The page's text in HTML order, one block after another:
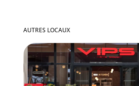
AUTRES LOCAUX